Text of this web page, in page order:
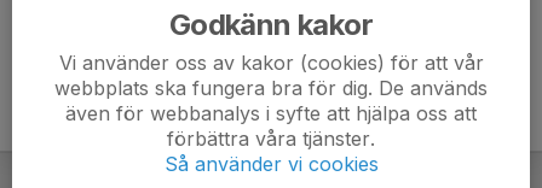
mats.tjernstrom@vitahasten.seGodkänn kakor
Vi använder oss av kakor (cookies) för att vår
webbplats ska fungera bra för dig. De används
även för webbanalys i syfte att hjälpa oss att
förbättra våra tjänster.
Så använder vi cookies